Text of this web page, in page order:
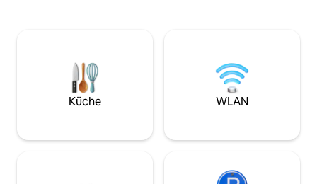
Sie in dieser türkisfarbenen Lagune mit
Tausenden von bunten Fischen. Sie
können die Lagune auch mit dem Kajak
erkunden, wo Sie sich am weißen
Tag. Frühstück 2.500 XPF. Abendessen
3.500 XPF pro
Küche WLAN